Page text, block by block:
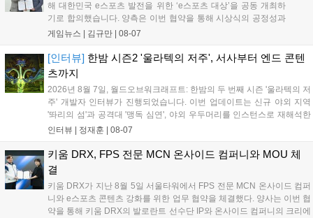
해 대한민국 e스포츠 발전을 위한 ‘e스포츠 대상’을 공동 개최하
기로 합의했습니다. 양측은 이번 협약을 통해 시상식의 공정성과
전문성을 강화하고 MZ세대를 겨냥한 미디어 영향력을 확대해 e
김영만 회장은 10년 만에 재추진되는 이번 시상식이 e스포츠의
성과와 가치를 널리 알리는 권위 있는 행사가 되도록 노력하겠다
고 밝혔습니다....
게임뉴스 | 김규만 08-07
[인터뷰] 한밤 시즌2 '울라텍의 저주', 서사부터 엔드 콘텐
츠까지
2026년 8월 7일, 월드오브워크래프트: 한밤의 두 번째 시즌 '울라텍의 저
주' 개발자 인터뷰가 진행되었습니다. 이번 업데이트는 신규 야외 지역
'똬리의 섬'과 공격대 '맹독 심연', 야외 우두머리를 인스턴스로 재해석한
'소굴'을 포함합니다. 개발진은 하우징 시스템 개선 및 신화+ 던전 로테이
를 표했습니다....
인터뷰 | 정재훈 08-07
키움 DRX, FPS 전문 MCN 온사이드 컴퍼니와 MOU 체
결
키움 DRX가 지난 8월 5일 서울타워에서 FPS 전문 MCN 온사이드 컴퍼
니와 e스포츠 콘텐츠 강화를 위한 업무 협약을 체결했다. 양사는 이번 협
약을 통해 키움 DRX의 발로란트 선수단 IP와 온사이드 컴퍼니의 크리에